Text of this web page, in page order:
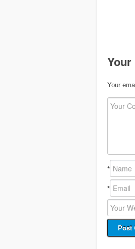
Your
*
*